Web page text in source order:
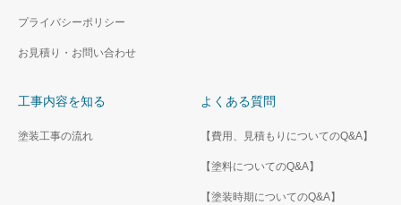
プライバシーポリシー
お見積り・お問い合わせ
工事内容を知る
塗装工事の流れ
よくある質問
【費用、見積もりについてのQ&A】
【塗料についてのQ&A】
【塗装時期についてのQ&A】